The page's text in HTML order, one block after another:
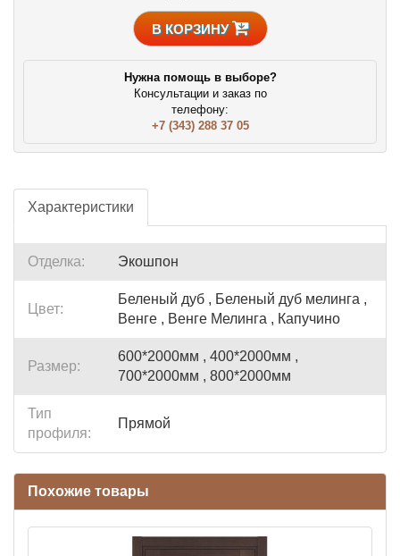
В КОРЗИНУ
Нужна помощь в выборе?
Консультации и заказ по
телефону:
+7 (343) 288 37 05
Характеристики
Отделка: Экошпон
Цвет:
Беленый дуб , Беленый дуб мелинга ,
Венге , Венге Мелинга , Капучино
Размер:
600*2000мм , 400*2000мм ,
700*2000мм , 800*2000мм
Тип
профиля:
Прямой
Похожие товары